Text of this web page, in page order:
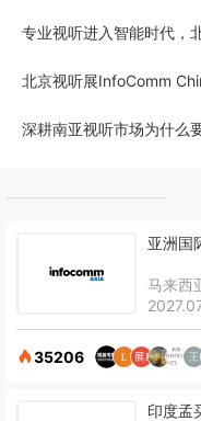
专业视听进入智能时代，
北京视听展InfoComm
深耕南亚视听市场为什么
亚洲国
马来西
35206
印度孟